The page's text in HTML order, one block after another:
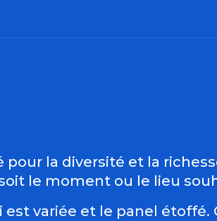
aux
la diversité et la
le moment ou le lieu
est variée et le panel